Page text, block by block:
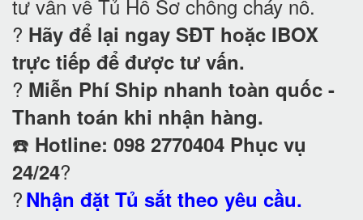
tư vấn về Tủ Hồ Sơ chống cháy nổ.
? Hãy để lại ngay SĐT hoặc IBOX
trực tiếp để được tư vấn.
? Miễn Phí Ship nhanh toàn quốc -
Thanh toán khi nhận hàng.
☎️ Hotline: 098 2770404 Phục vụ
24/24?
?Nhận đặt Tủ sắt theo yêu cầu.